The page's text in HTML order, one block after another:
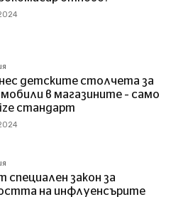
детските столчета за
в магазините – само
стандарт
специален закон за
на инфлуенсърите